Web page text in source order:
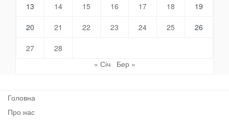
13 14 15 16 17 18 19
20 21 22 23 24 25 26
27
28
« Січ
Бер »
Головна
Про нас